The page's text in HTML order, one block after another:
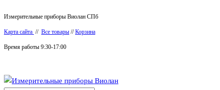
к
содержимому
Измерительные приборы Виолан СПб
Карта сайта // Все товары //Корзина
Время работы 9:30-17:00